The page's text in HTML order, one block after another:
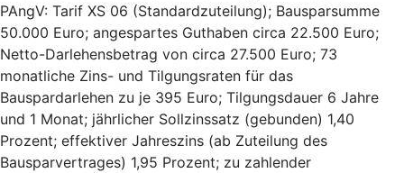
PAngV: Tarif XS 06 (Standardzuteilung); Bausparsumme
50.000 Euro; angespartes Guthaben circa 22.500 Euro;
Netto-Darlehensbetrag von circa 27.500 Euro; 73
monatliche Zins- und Tilgungsraten für das
Bauspardarlehen zu je 395 Euro; Tilgungsdauer 6 Jahre
und 1 Monat; jährlicher Sollzinssatz (gebunden) 1,40
Prozent; effektiver Jahreszins (ab Zuteilung des
Bausparvertrages) 1,95 Prozent; zu zahlender